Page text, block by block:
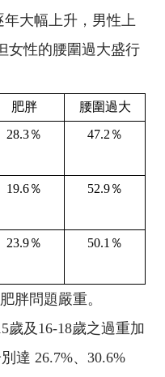
大幅上升，男性上
女性的腰圍過大盛行
肥胖
腰圍過大
28.3％ 47.2 ％
19.6％ 52.9％
23.9％ 50.1 ％
胖問題嚴重。
歲及 16-18歲之過重加
達 26.7%、 30.6%